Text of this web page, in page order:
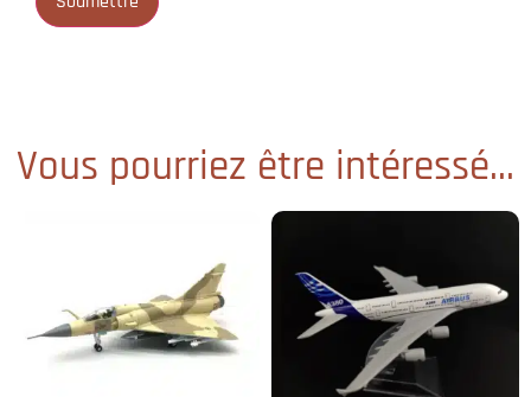
Vous pourriez être intéressé...